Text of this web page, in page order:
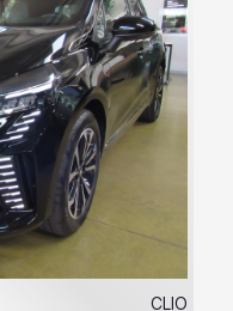
CLIO